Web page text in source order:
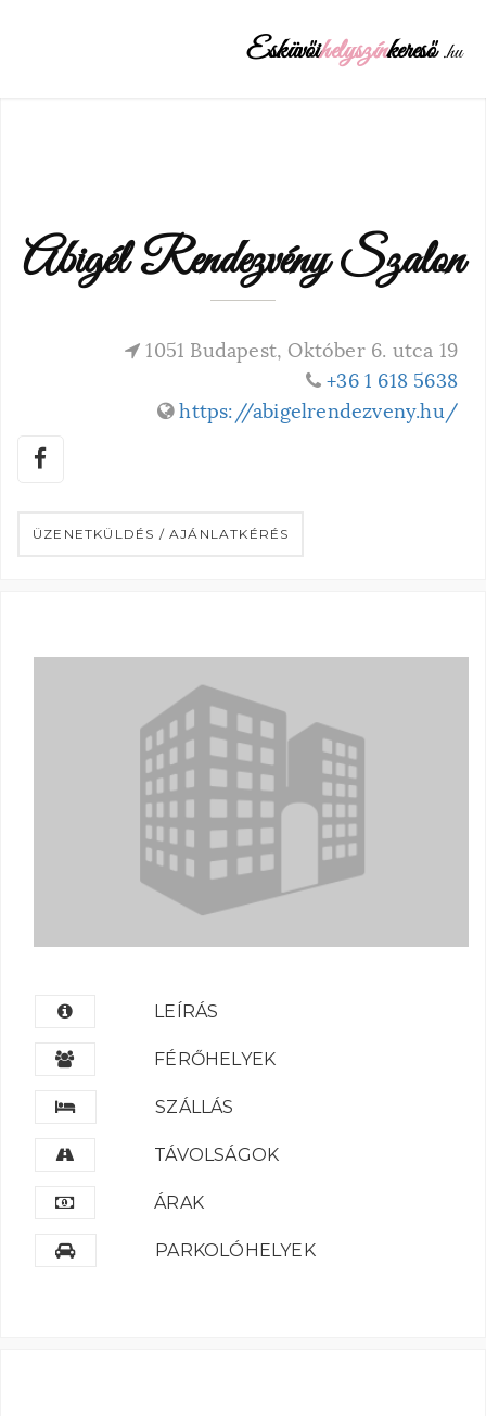
Esküvőihelyszínkereső .hu
Abigél Rendezvény Szalon
1051 Budapest, Október 6. utca 19
+36 1 618 5638
https://abigelrendezveny.hu/
ÜZENETKÜLDÉS / AJÁNLATKÉRÉS
LEÍRÁS
FÉRŐHELYEK
SZÁLLÁS
TÁVOLSÁGOK
ÁRAK
PARKOLÓHELYEK